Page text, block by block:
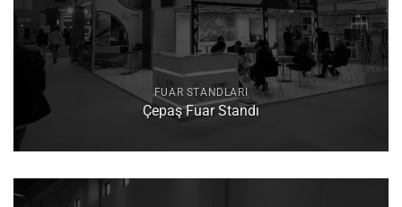
FUAR STANDLARI
Çepaş Fuar Standı